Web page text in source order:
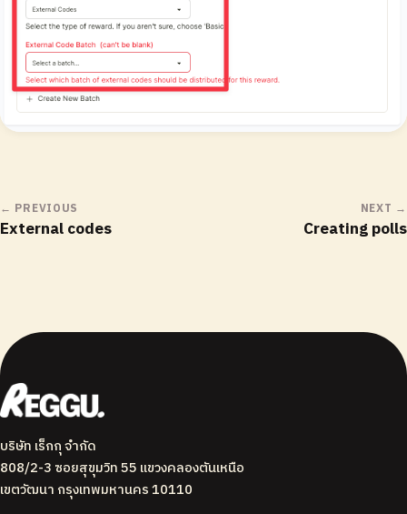
← PREVIOUS
External codes
NEXT →
Creating polls
บริษัท เร็กกุ จำกัด
808/2-3 ซอยสุขุมวิท 55 แขวงคลองตันเหนือ
เขตวัฒนา กรุงเทพมหานคร 10110